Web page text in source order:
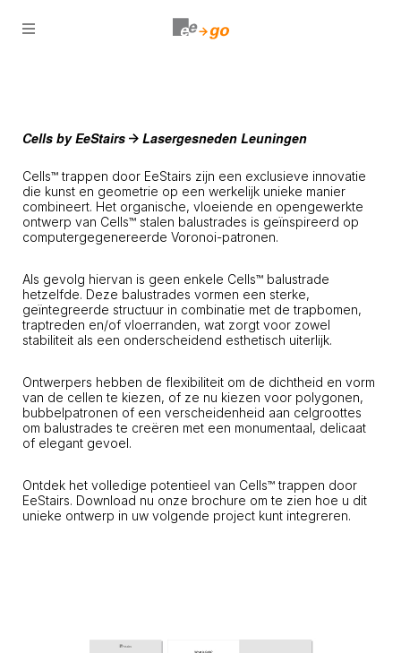
Open
Cells by EeStairs Lasergesneden Leuningen
Cells™ trappen door EeStairs zijn een exclusieve innovatie
die kunst en geometrie op een werkelijk unieke manier
combineert. Het organische, vloeiende en opengewerkte
ontwerp van Cells™ stalen balustrades is geïnspireerd op
computergegenereerde Voronoi-patronen.
Als gevolg hiervan is geen enkele Cells™ balustrade
hetzelfde. Deze balustrades vormen een sterke,
geïntegreerde structuur in combinatie met de trapbomen,
traptreden en/of vloerranden, wat zorgt voor zowel
stabiliteit als een onderscheidend esthetisch uiterlijk.
Ontwerpers hebben de flexibiliteit om de dichtheid en vorm
van de cellen te kiezen, of ze nu kiezen voor polygonen,
bubbelpatronen of een verscheidenheid aan celgroottes
om balustrades te creëren met een monumentaal, delicaat
of elegant gevoel.
Ontdek het volledige potentieel van Cells™ trappen door
EeStairs. Download nu onze brochure om te zien hoe u dit
unieke ontwerp in uw volgende project kunt integreren.